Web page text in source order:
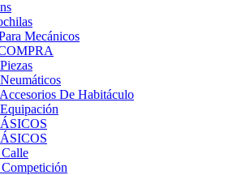
Mecánicos
De Habitáculo